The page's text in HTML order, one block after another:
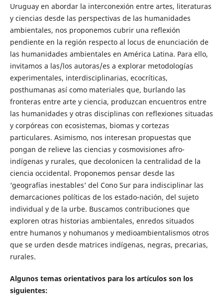
Uruguay en abordar la interconexión entre artes, literaturas
y ciencias desde las perspectivas de las humanidades
ambientales, nos proponemos cubrir una reflexión
pendiente en la región respecto al locus de enunciación de
las humanidades ambientales en América Latina. Para ello,
invitamos a las/los autoras/es a explorar metodologías
experimentales, interdisciplinarias, ecocríticas,
posthumanas así como materiales que, burlando las
fronteras entre arte y ciencia, produzcan encuentros entre
las humanidades y otras disciplinas con reflexiones situadas
y corpóreas con ecosistemas, biomas y cortezas
particulares. Asimismo, nos interesan propuestas que
pongan de relieve las ciencias y cosmovisiones afro-
indígenas y rurales, que decolonicen la centralidad de la
ciencia occidental. Proponemos pensar desde las
‘geografías inestables’ del Cono Sur para indisciplinar las
demarcaciones políticas de los estado-nación, del sujeto
individual y de la urbe. Buscamos contribuciones que
exploren otras historias ambientales, enredos situados
entre humanos y nohumanos y medioambientalismos otros
que se urden desde matrices indígenas, negras, precarias,
rurales.
Algunos temas orientativos para los artículos son los
siguientes: